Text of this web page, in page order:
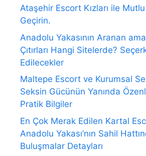
Ataşehir Escort Kızları ile
Geçirin.
Anadolu Yakasının Aranan
Çıtırları Hangi Sitelerde?
Edilecekler
Maltepe Escort ve Kurumsal
Seksin Gücünün Yanında
Pratik Bilgiler
En Çok Merak Edilen Kartal
Anadolu Yakası’nın Sahil
Buluşmalar Detayları